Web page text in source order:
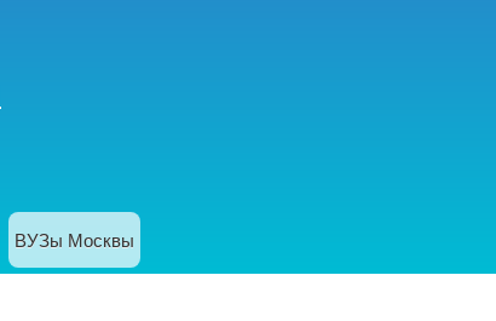
ВУЗы Москвы